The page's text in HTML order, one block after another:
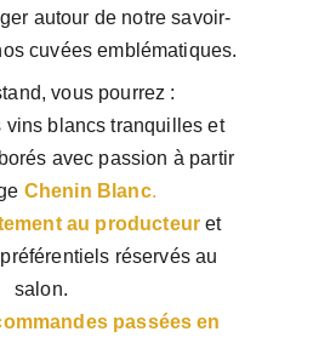
autour de notre savoir-
cuvées emblématiques.
vous pourrez :
blancs tranquilles et
avec passion à partir
Chenin Blanc.
au producteur et
réservés au
salon.
passées en